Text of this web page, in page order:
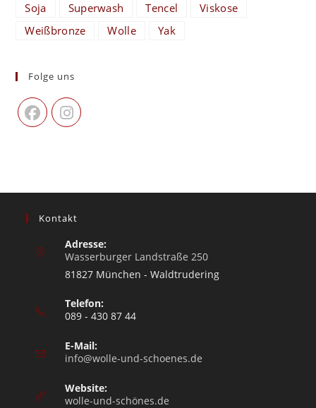
Soja
Superwash Tencel
Viskose
Weißbronze
Wolle Yak
Folge uns
Kontakt
Adresse:
Wasserburger Landstraße 250
81827 München - Waldtrudering
Telefon:
089 - 430 87 44
E-Mail:
info@wolle-und-schoenes.de
Website:
wolle-und-schönes.de